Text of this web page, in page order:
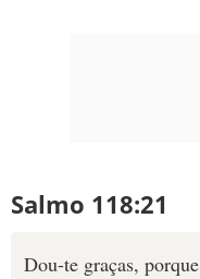
Salmo 118:21
Dou-te graças,